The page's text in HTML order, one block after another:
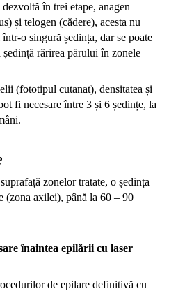
în trei etape, anagen
și telogen (cădere), acesta nu
o singură ședința, dar se poate
rărirea părului în zonele
(fototipul cutanat), densitatea și
fi necesare între 3 și 6 ședințe, la
zonelor tratate, o ședința
(zona axilei), până la 60 – 90
înaintea epilării cu laser
de epilare definitivă cu